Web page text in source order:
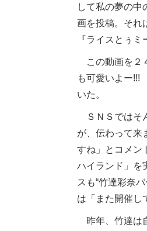
して私の夢の
画を投稿。それ
『ライスとぅ
この動画を２
も可愛いよー!!!
いた。
ＳＮＳではそ
が、伝わって来
すね」とコメン
ハイランド」を
スも“竹達彩奈
は「また開催し
昨年、竹達は